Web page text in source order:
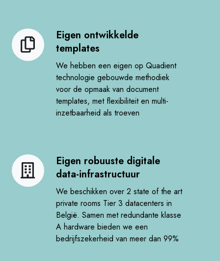
Eigen ontwikkelde
templates​
We hebben een eigen op Quadient
technologie gebouwde methodiek
voor de opmaak van document
templates, met flexibiliteit en multi-
inzetbaarheid als troeven ​
Eigen
ontwikkelde
templates
Eigen robuuste digitale
data-infrastructuur​
We beschikken over 2 state of the art
private rooms Tier 3 datacenters in
België. Samen met redundante klasse
A hardware bieden we een
bedrijfszekerheid van meer dan 99% ​
Eigen
robuuste
digitale
infrastructuur